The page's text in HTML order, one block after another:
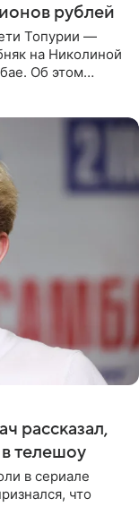
рублей
Топурии —
на Николиной
Об этом
рассказал,
телешоу
в сериале
что